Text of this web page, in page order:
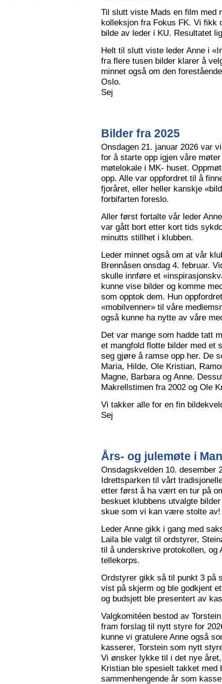
Til slutt viste Mads en film med
kolleksjon fra Fokus FK. Vi fikk
bilde av leder i KU. Resultatet
Helt til slutt viste leder Anne i
fra flere tusen bilder klarer å
minnet også om den
Oslo.
Sej
Bilder fra 2025
Onsdagen 21. januar 2026 var
for å starte opp igjen våre
møtelokale i MK- huset.
opp. Alle var oppfordret til å
fjoråret, eller heller kanskje
forbifarten foreslo.
Aller først fortalte vår leder
var gått bort etter kort tids
minutts stillhet i klubben.
Leder minnet også om at vår
Brennåsen onsdag 4. februar.
skulle innføre et
kunne vise bilder og komme
som opptok dem. Hun
«mobilvenner» til våre
også kunne ha nytte av våre
Det var mange som hadde tatt
et mangfold flotte bilder med et
seg gjøre å ramse opp her. De
Maria, Hilde, Ole Kristian,
Magne, Barbara og Anne.
Makrellstimen fra 2002 og Ole
Vi takker alle for en fin
Sej
Års- og julemøte i
Onsdagskvelden 10. desember
Idrettsparken til vårt
etter først å ha vært en tur på
beskuet klubbens utvalgte
skue som vi kan være stolte av!
Leder Anne gikk i gang med
Laila ble valgt til ordstyrer,
til å underskrive protokollen, og
tellekorps.
Ordstyrer gikk så til punkt 3 på
vist på skjerm og ble godkjent
og budsjett ble presentert av
Valgkomitéen bestod av
fram forslag til nytt styre for
kunne vi gratulere Anne også
kasserer, Torstein som nytt
Vi ønsker lykke til i det nye
Kristian ble spesielt takket med
sammenhengende år som